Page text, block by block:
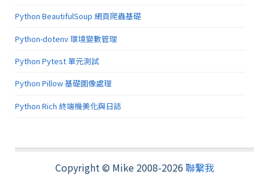
Python BeautifulSoup 網頁爬蟲基礎
Python-dotenv 環境變數管理
Python Pytest 單元測試
Python Pillow 基礎圖像處理
Python Rich 終端機美化與日誌
Copyright © Mike 2008-2026 聯繫我